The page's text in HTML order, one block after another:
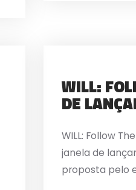
WILL:
DE
WILL: Follow
janela de
proposta pelo